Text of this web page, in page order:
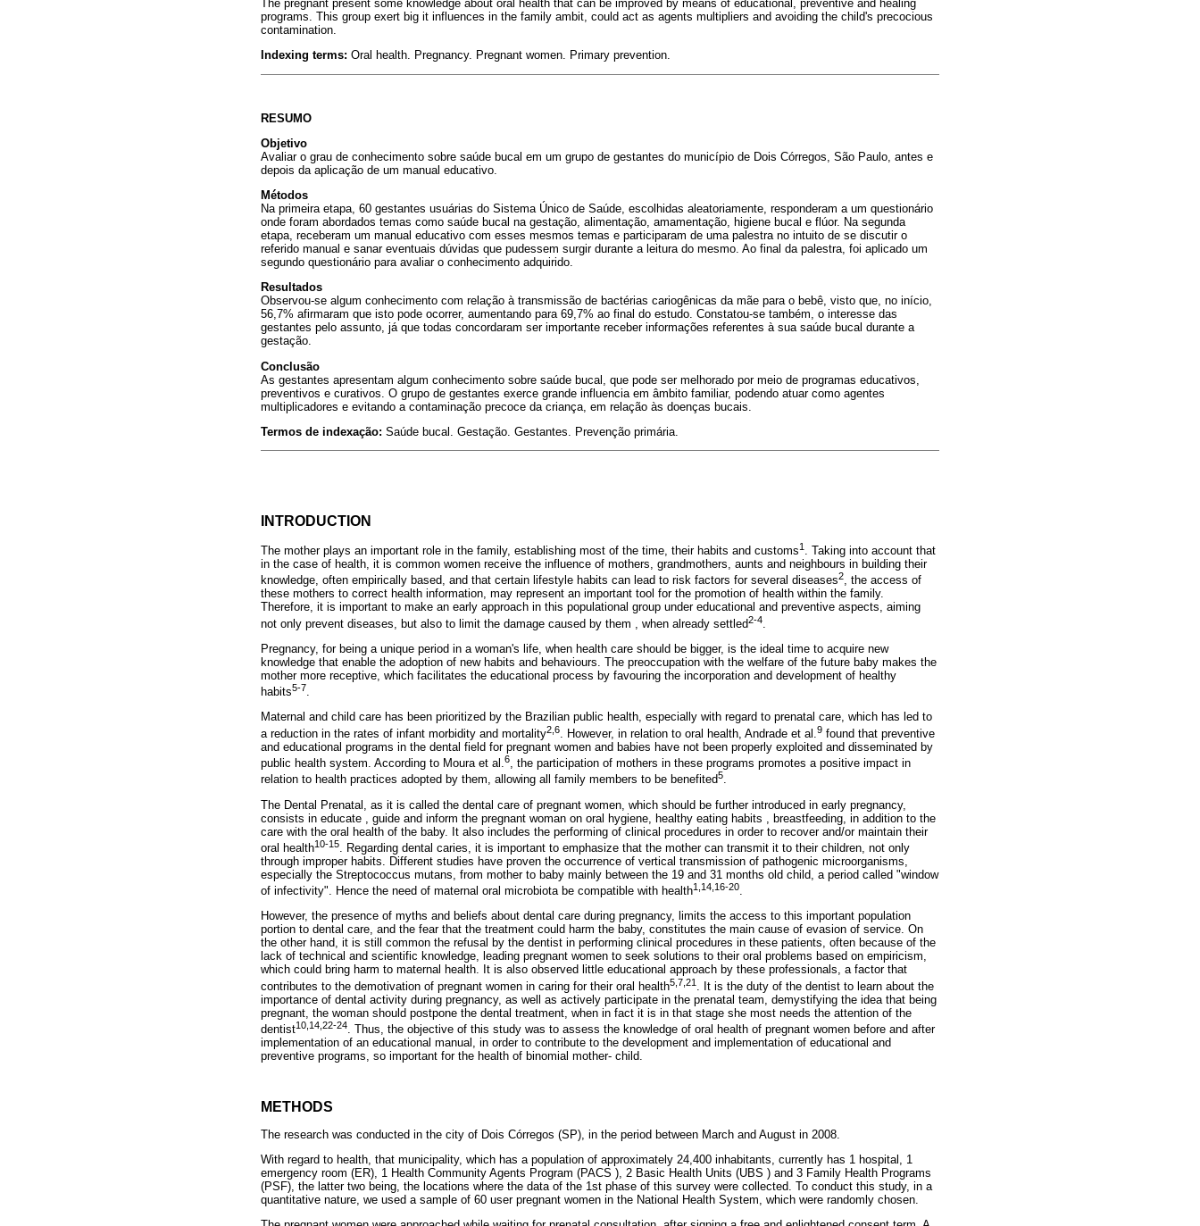
The pregnant present some knowledge about oral health that can be improved by means of educational, preventive and healing
programs. This group exert big it influences in the family ambit, could act as agents multipliers and avoiding the child's precocious
contamination.
Indexing terms: Oral health. Pregnancy. Pregnant women. Primary prevention.
RESUMO
Objetivo
Avaliar o grau de conhecimento sobre saúde bucal em um grupo de gestantes do município de Dois Córregos, São Paulo, antes e
depois da aplicação de um manual educativo.
Métodos
Na primeira etapa, 60 gestantes usuárias do Sistema Único de Saúde, escolhidas aleatoriamente, responderam a um questionário
onde foram abordados temas como saúde bucal na gestação, alimentação, amamentação, higiene bucal e flúor. Na segunda
etapa, receberam um manual educativo com esses mesmos temas e participaram de uma palestra no intuito de se discutir o
referido manual e sanar eventuais dúvidas que pudessem surgir durante a leitura do mesmo. Ao final da palestra, foi aplicado um
segundo questionário para avaliar o conhecimento adquirido.
Resultados
Observou-se algum conhecimento com relação à transmissão de bactérias cariogênicas da mãe para o bebê, visto que, no início,
56,7% afirmaram que isto pode ocorrer, aumentando para 69,7% ao final do estudo. Constatou-se também, o interesse das
gestantes pelo assunto, já que todas concordaram ser importante receber informações referentes à sua saúde bucal durante a
gestação.
Conclusão
As gestantes apresentam algum conhecimento sobre saúde bucal, que pode ser melhorado por meio de programas educativos,
preventivos e curativos. O grupo de gestantes exerce grande influencia em âmbito familiar, podendo atuar como agentes
multiplicadores e evitando a contaminação precoce da criança, em relação às doenças bucais.
Termos de indexação: Saúde bucal. Gestação. Gestantes. Prevenção primária.
INTRODUCTION
The mother plays an important role in the family, establishing most of the time, their habits and customs1 . Taking into account that
in the case of health, it is common women receive the influence of mothers, grandmothers, aunts and neighbours in building their
knowledge, often empirically based, and that certain lifestyle habits can lead to risk factors for several diseases2, the access of
these mothers to correct health information, may represent an important tool for the promotion of health within the family.
Therefore, it is important to make an early approach in this populational group under educational and preventive aspects, aiming
not only prevent diseases, but also to limit the damage caused by them , when already settled2-4
Pregnancy, for being a unique period in a woman's life, when health care should be bigger, is the ideal time to acquire new
knowledge that enable the adoption of new habits and behaviours. The preoccupation with the welfare of the future baby makes the
mother more receptive, which facilitates the educational process by favouring the incorporation and development of healthy
habits5-7.
Maternal and child care has been prioritized by the Brazilian public health, especially with regard to prenatal care, which has led to
a reduction in the rates of infant morbidity and mortality2,6 . However, in relation to oral health, Andrade et al. 9 found that preventive
and educational programs in the dental field for pregnant women and babies have not been properly exploited and disseminated by
public health system. According to Moura et al.6, the participation of mothers in these programs promotes a positive impact in
relation to health practices adopted by them, allowing all family members to be benefited5.
The Dental Prenatal, as it is called the dental care of pregnant women, which should be further introduced in early pregnancy,
consists in educate , guide and inform the pregnant woman on oral hygiene, healthy eating habits , breastfeeding, in addition to the
care with the oral health of the baby. It also includes the performing of clinical procedures in order to recover and/or maintain their
oral health10-15
. Regarding dental caries, it is important to emphasize that the mother can transmit it to their children, not only
through improper habits. Different studies have proven the occurrence of vertical transmission of pathogenic microorganisms,
especially the Streptococcus mutans, from mother to baby mainly between the 19 and 31 months old child, a period called "window
of infectivity". Hence the need of maternal oral microbiota be compatible with health1,14,16-20.
However, the presence of myths and beliefs about dental care during pregnancy, limits the access to this important population
portion to dental care, and the fear that the treatment could harm the baby, constitutes the main cause of evasion of service. On
the other hand, it is still common the refusal by the dentist in performing clinical procedures in these patients, often because of the
lack of technical and scientific knowledge, leading pregnant women to seek solutions to their oral problems based on empiricism,
which could bring harm to maternal health. It is also observed little educational approach by these professionals, a factor that
contributes to the demotivation of pregnant women in caring for their oral health5,7,21
. It is the duty of the dentist to learn about the
importance of dental activity during pregnancy, as well as actively participate in the prenatal team, demystifying the idea that being
pregnant, the woman should postpone the dental treatment, when in fact it is in that stage she most needs the attention of the
dentist10,14,22-24. Thus, the objective of this study was to assess the knowledge of oral health of pregnant women before and after
implementation of an educational manual, in order to contribute to the development and implementation of educational and
preventive programs, so important for the health of binomial mother- child.
METHODS
The research was conducted in the city of Dois Córregos (SP), in the period between March and August in 2008.
With regard to health, that municipality, which has a population of approximately 24,400 inhabitants, currently has 1 hospital, 1
emergency room (ER), 1 Health Community Agents Program (PACS ), 2 Basic Health Units (UBS ) and 3 Family Health Programs
(PSF), the latter two being, the locations where the data of the 1st phase of this survey were collected. To conduct this study, in a
quantitative nature, we used a sample of 60 user pregnant women in the National Health System, which were randomly chosen.